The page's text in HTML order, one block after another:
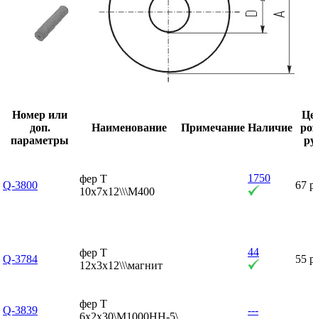
Номер или
доп.
параметры
Наименование Примечание Наличие
Q-3800
фер Т
10x7x12\\\М400
1750
67
Q-3784
фер Т
12x3x12\\\магнит
44
55
Q-3839
фер Т
6x2x30\М1000НН-5\
---